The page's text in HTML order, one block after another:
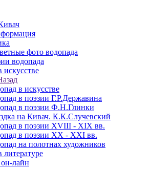
фото водопада
водопада
искусстве
в искусстве
в поэзии Г.Р.Державина
в поэзии Ф.Н.Глинки
на Кивач. К.К.Случевский
в поэзии XVIII - XIX вв.
в поэзии XX - XXI вв.
на полотнах художников
литературе
лайн